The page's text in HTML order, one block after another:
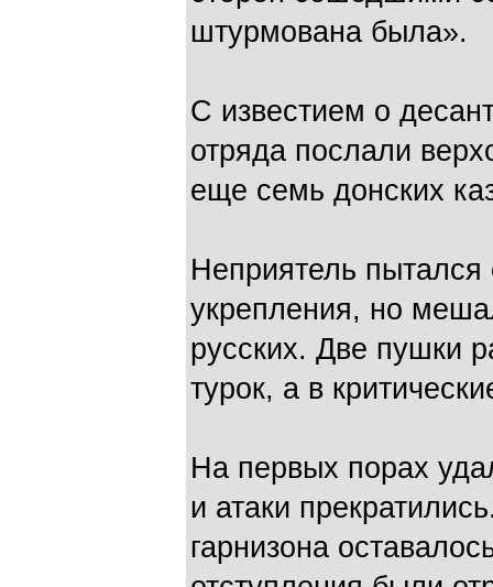
штурмована была».
С известием о
отряда послали
еще семь донских
Неприятель пытался
укрепления, но
русских. Две пушки
турок, а в
На первых порах
и атаки
гарнизона